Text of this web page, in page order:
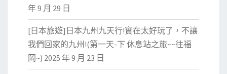
年 9 月 29 日
[日本旅遊]日本九州九天行!實在太好玩了，不讓
我們回家的九州!(第一天-下 休息站之旅~~往福
岡~) 2025 年 9 月 23 日